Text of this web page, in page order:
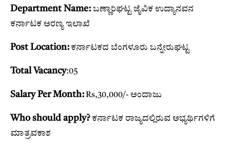
Department Name: ಬಣ್ಣಾರಿಘಟ್ಟ ಜೈವಿಕ ಉದ್ಯಾನವನ
ಕರ್ನಾಟಕ ಅರಣ್ಯ ಇಲಾಖೆ
Post Location: ಕರ್ನಾಟಕದ ಬೆಂಗಳೂರು ಬನ್ನೇರುಘಟ್ಟ
Total Vacancy:05
Salary Per Month:Rs,30,000/- ಅಂದಾಜು
Who should apply? ಕರ್ನಾಟಕ ರಾಜ್ಯದಲ್ಲಿರುವ ಅಭ್ಯರ್ಥಿಗಳಿಗೆ
ಮಾತ್ರವಕಾಶ